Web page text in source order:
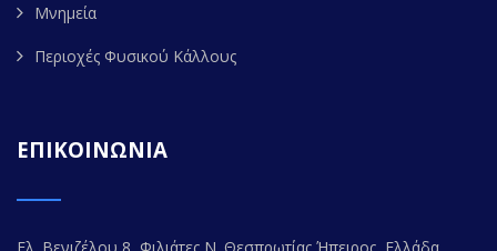
Μνημεία
Περιοχές Φυσικού Κάλλους
ΕΠΙΚΟΙΝΩΝΙΑ
Ελ. Βενιζέλου 8, Φιλιάτες Ν. Θεσπρωτίας Ήπειρος, Ελλάδα